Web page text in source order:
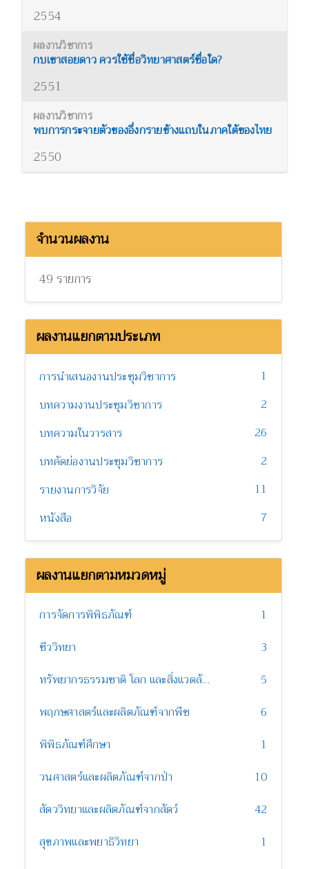
2554
กบเขาสอยดาว ควรใช้ชื่อวิทยาศาสตร์ชื่อใด?
2551
พบการกระจายตัวของอึ่งกรายข้างแถบในภาคใต้ของไทย
2550
จำนวนผลงาน
49 รายการ
ผลงานแยกตามประเภท
การนำเสนองานประชุมวิชาการ
1
บทความงานประชุมวิชาการ
2
บทความในวารสาร
26
บทคัดย่องานประชุมวิชาการ
2
รายงานการวิจัย
11
หนังสือ
7
ผลงานแยกตามหมวดหมู่
การจัดการพิพิธภัณฑ์
1
ชีววิทยา
3
ทรัพยากรธรรมชาติ โลก และสิ่งแวดล้อม
5
พฤกษศาสตร์และผลิตภัณฑ์จากพืช
6
พิพิธภัณฑ์ศึกษา
1
วนศาสตร์และผลิตภัณฑ์จากป่า
10
สัตววิทยาและผลิตภัณฑ์จากสัตว์
42
สุขภาพและพยาธิวิทยา
1